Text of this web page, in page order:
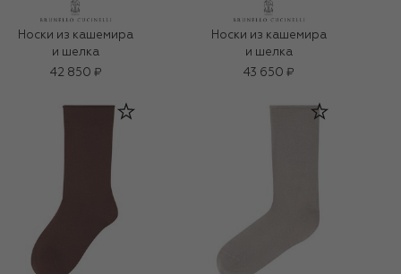
Носки из кашемира
и шелка
42 850 ₽
Носки из кашемира
и шелка
43 650 ₽